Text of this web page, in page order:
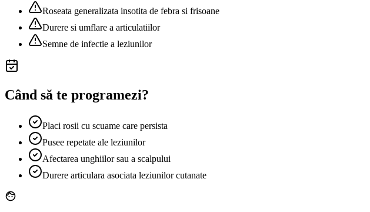
Roseata generalizata insotita de febra si frisoane
Durere si umflare a articulatiilor
Semne de infectie a leziunilor
Când să te programezi?
Placi rosii cu scuame care persista
Pusee repetate ale leziunilor
Afectarea unghiilor sau a scalpului
Durere articulara asociata leziunilor cutanate